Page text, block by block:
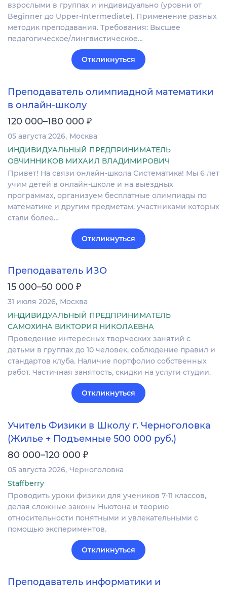
взрослыми в группах и индивидуально (уровни от
Beginner до Upper-Intermediate). Применение разных
методик преподавания. Требования: Высшее
педагогическое/лингвистическое…
Откликнуться
Преподаватель олимпиадной математики
в онлайн-школу
120 000–180 000 ₽
05 августа 2026 Москва
ИНДИВИДУАЛЬНЫЙ ПРЕДПРИНИМАТЕЛЬ
ОВЧИННИКОВ МИХАИЛ ВЛАДИМИРОВИЧ
Привет! На связи онлайн-школа Систематика! Мы 6 лет
учим детей в онлайн-школе и на выездных
программах, организуем бесплатные олимпиады по
математике и другим предметам, участниками которых
стали более…
Откликнуться
Преподаватель ИЗО
15 000–50 000 ₽
31 июля 2026 Москва
ИНДИВИДУАЛЬНЫЙ ПРЕДПРИНИМАТЕЛЬ
САМОХИНА ВИКТОРИЯ НИКОЛАЕВНА
Проведение интересных творческих занятий с
детьми в группах до 10 человек, соблюдение правил и
стандартов клуба. Наличие портфолио собственных
работ. Частичная занятость, скидки на услуги студии.
Откликнуться
Учитель Физики в Школу г. Черноголовка
(Жилье + Подъемные 500 000 руб.)
80 000–120 000 ₽
05 августа 2026 Черноголовка
Staffberry
Проводить уроки физики для учеников 7-11 классов,
делая сложные законы Ньютона и теорию
относительности понятными и увлекательными с
помощью экспериментов.
Откликнуться
Преподаватель информатики и